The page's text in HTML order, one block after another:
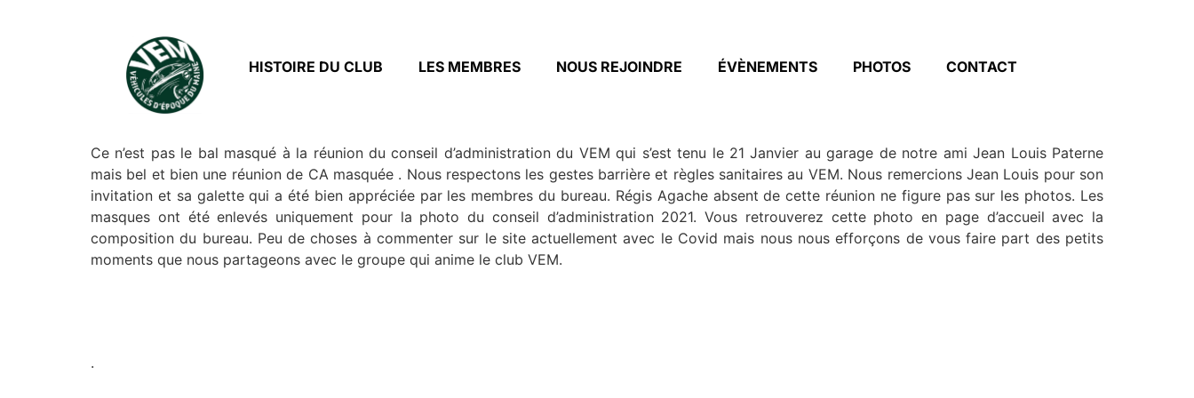
HISTOIRE DU CLUB LES MEMBRES NOUS REJOINDRE ÉVÈNEMENTS PHOTOS CONTACT
Ce n’est pas le bal masqué à la réunion du conseil d’administration du VEM qui s’est tenu le 21 Janvier au garage de notre ami Jean Louis Paterne
mais bel et bien une réunion de CA masquée . Nous respectons les gestes barrière et règles sanitaires au VEM. Nous remercions Jean Louis pour son
invitation et sa galette qui a été bien appréciée par les membres du bureau. Régis Agache absent de cette réunion ne figure pas sur les photos. Les
masques ont été enlevés uniquement pour la photo du conseil d’administration 2021. Vous retrouverez cette photo en page d’accueil avec la
composition du bureau. Peu de choses à commenter sur le site actuellement avec le Covid mais nous nous efforçons de vous faire part des petits
moments que nous partageons avec le groupe qui anime le club VEM.
.